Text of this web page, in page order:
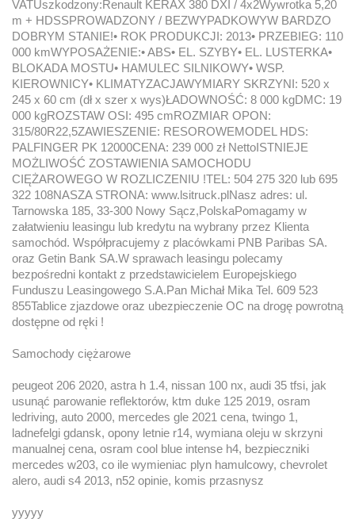
VATUszkodzony:Renault KERAX 380 DXI / 4x2Wywrotka 5,20
m + HDSSPROWADZONY / BEZWYPADKOWYW BARDZO
DOBRYM STANIE!• ROK PRODUKCJI: 2013• PRZEBIEG: 110
000 kmWYPOSAŻENIE:• ABS• EL. SZYBY• EL. LUSTERKA•
BLOKADA MOSTU• HAMULEC SILNIKOWY• WSP.
KIEROWNICY• KLIMATYZACJAWYMIARY SKRZYNI: 520 x
245 x 60 cm (dł x szer x wys)ŁADOWNOŚĆ: 8 000 kgDMC: 19
000 kgROZSTAW OSI: 495 cmROZMIAR OPON:
315/80R22,5ZAWIESZENIE: RESOROWEMODEL HDS:
PALFINGER PK 12000CENA: 239 000 zł NettoISTNIEJE
MOŻLIWOŚĆ ZOSTAWIENIA SAMOCHODU
CIĘŻAROWEGO W ROZLICZENIU !TEL: 504 275 320 lub 695
322 108NASZA STRONA: www.lsitruck.plNasz adres: ul.
Tarnowska 185, 33-300 Nowy Sącz,PolskaPomagamy w
załatwieniu leasingu lub kredytu na wybrany przez Klienta
samochód. Współpracujemy z placówkami PNB Paribas SA.
oraz Getin Bank SA.W sprawach leasingu polecamy
bezpośredni kontakt z przedstawicielem Europejskiego
Funduszu Leasingowego S.A.Pan Michał Mika Tel. 609 523
855Tablice zjazdowe oraz ubezpieczenie OC na drogę powrotną
dostępne od ręki !
Samochody ciężarowe
peugeot 206 2020, astra h 1.4, nissan 100 nx, audi 35 tfsi, jak
usunąć parowanie reflektorów, ktm duke 125 2019, osram
ledriving, auto 2000, mercedes gle 2021 cena, twingo 1,
ladnefelgi gdansk, opony letnie r14, wymiana oleju w skrzyni
manualnej cena, osram cool blue intense h4, bezpieczniki
mercedes w203, co ile wymieniac plyn hamulcowy, chevrolet
alero, audi s4 2013, n52 opinie, komis przasnysz
yyyyy